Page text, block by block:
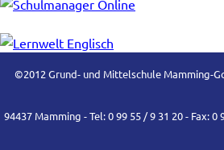
©2012 Grund- und Mittelschule Mamming-
94437 Mamming - Tel: 0 99 55 / 9 31 20 - Fax: 0